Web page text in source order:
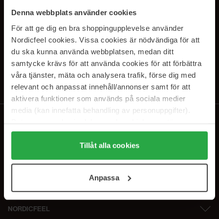
Denna webbplats använder cookies
För att ge dig en bra shoppingupplevelse använder
Nordicfeel cookies. Vissa cookies är nödvändiga för att
du ska kunna använda webbplatsen, medan ditt
samtycke krävs för att använda cookies för att förbättra
våra tjänster, mäta och analysera trafik, förse dig med
relevant och anpassat innehåll/annonser samt för att
aktivera funktioner som används på sociala medier
media (kan innefatta behandling av personuppgifter).
Genom att trycka på "Tillåt alla cookies" accepterar du
alla cookies, medan du under "Detaljer" kan anpassa
användningen av cookies. Du kan när som helst återkalla
samt vår Integritetspolicy.
Tillåt alla cookies
Anpassa
SUBSCRIBE TO OUR
NEWSLETTER
Sähköposti
Tilaamalla hyväksyttietosuojakäytäntömme. Peruuta tilaus milloin
NORDICFEEL